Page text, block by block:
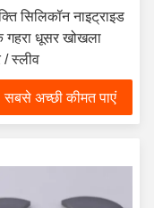
सिलिकॉन नाइट्राइड
गहरा धूसर खोखला
स्लीव
सबसे अच्छी कीमत पाएं